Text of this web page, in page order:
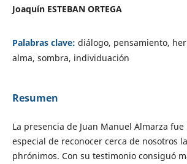
Joaquín ESTEBAN ORTEGA
Palabras clave: diálogo, pensamiento,
alma, sombra, individuación
Resumen
La presencia de Juan Manuel Almarza
especial de reconocer cerca de nosotros
phrónimos. Con su testimonio consiguó